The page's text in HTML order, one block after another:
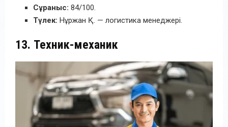
Сұраныс: 84/100.
Түлек: Нұржан Қ. — логистика менеджері.
13. Техник-механик